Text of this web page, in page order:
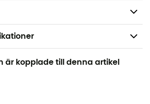
för
är kopplade till denna artikel